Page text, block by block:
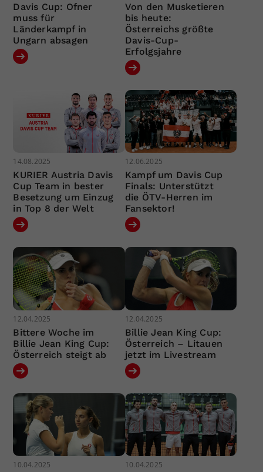
Davis Cup: Ofner
muss für
Länderkampf in
Ungarn absagen
Von den Musketieren
bis heute:
Österreichs größte
Davis-Cup-
Erfolgsjahre
14.08.2025
KURIER Austria Davis
Cup Team in bester
Besetzung um Einzug
in Top 8 der Welt
12.06.2025
Kampf um Davis Cup
Finals: Unterstützt
die ÖTV-Herren im
Fansektor!
12.04.2025
Bittere Woche im
Billie Jean King Cup:
Österreich steigt ab
12.04.2025
Billie Jean King Cup:
Österreich – Litauen
jetzt im Livestream
10.04.2025 10.04.2025